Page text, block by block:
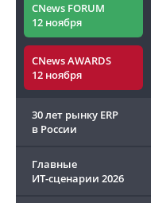
CNews FORUM
12 ноября
CNews AWARDS
12 ноября
30 лет рынку ERP
в России
Главные
ИТ-сценарии 2026